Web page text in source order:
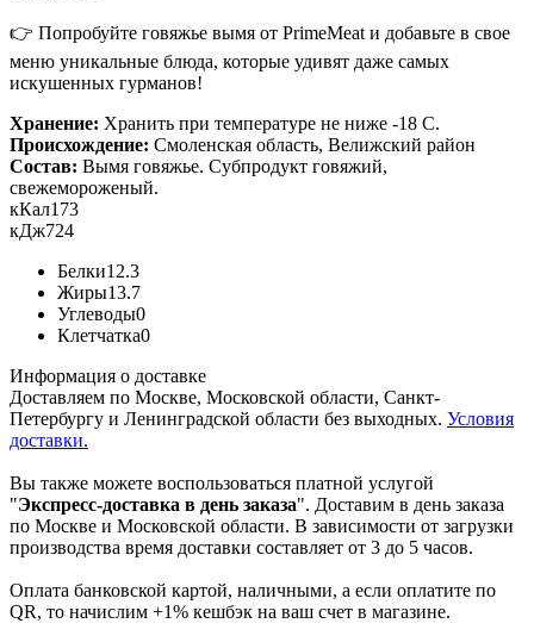
👉 Попробуйте говяжье вымя от PrimeMeat и добавьте в свое
меню уникальные блюда, которые удивят даже самых
искушенных гурманов!
Хранение: Хранить при температуре не ниже -18 С.
Происхождение: Смоленская область, Велижский район
Состав: Вымя говяжье. Субпродукт говяжий,
свежемороженый.
кКал173
кДж724
Белки12.3
Жиры13.7
Углеводы0
Клетчатка0
Информация о доставке
Доставляем по Москве, Московской области, Санкт-
Петербургу и Ленинградской области без выходных. Условия
доставки.
Вы также можете воспользоваться платной услугой
"Экспресс-доставка в день заказа". Доставим в день заказа
по Москве и Московской области. В зависимости от загрузки
производства время доставки составляет от 3 до 5 часов.
Оплата банковской картой, наличными, а если оплатите по
QR, то начислим +1% кешбэк на ваш счет в магазине.